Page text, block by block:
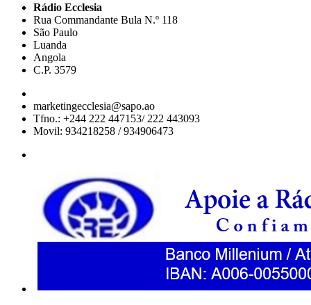
Rádio Ecclesia
Rua Commandante Bula N.º 118
São Paulo
Luanda
Angola
C.P. 3579
marketingecclesia@sapo.ao
Tfno.: +244 222 447153/ 222 443093
Movil: 934218258 / 934906473